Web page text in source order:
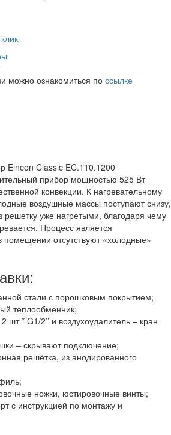
можно ознакомиться по ссылке
Eincon Classic EC.110.1200
прибор мощностью 525 Вт
конвекции. К нагревательному
воздушные массы поступают снизу,
решетку уже нагретыми, благодаря чему
Процесс является
отсутствуют «холодные»
стали с порошковым покрытием;
теплообменник;
шт * G1/2’’ и воздухоудалитель – кран
– скрывают подключение;
решётка, из анодированного
ножки, юстировочные винты;
с инструкцией по монтажу и